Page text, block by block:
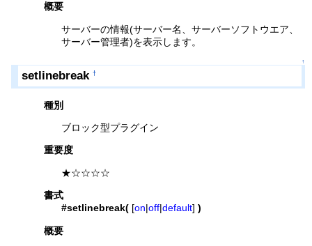
概要
サーバーの情報(サーバー名、サーバーソフトウエア、
サーバー管理者)を表示します。
↑
setlinebreak †
種別
ブロック型プラグイン
重要度
★☆☆☆☆
書式
#setlinebreak( [on|off|default])
概要